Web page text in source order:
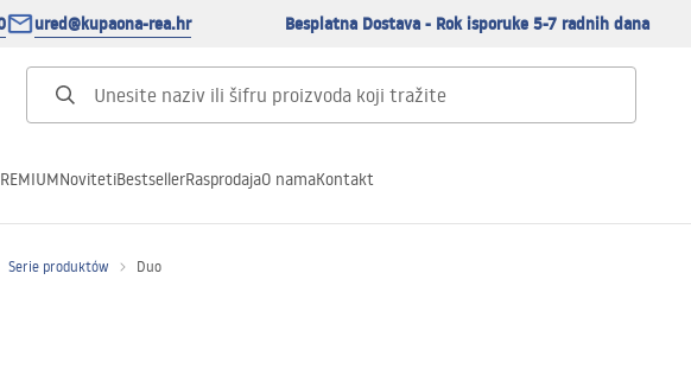
ured@kupaona-rea.hr Besplatna Dostava - Rok isporuke 5-7 radnih dana
NovitetiBestsellerRasprodajaO namaKontakt
Serie produktów Duo